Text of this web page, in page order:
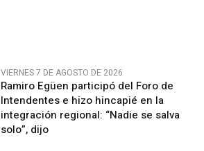
VIERNES 7 DE AGOSTO DE 2026
Ramiro Egüen participó del Foro de
Intendentes e hizo hincapié en la
integración regional: “Nadie se salva
solo”, dijo